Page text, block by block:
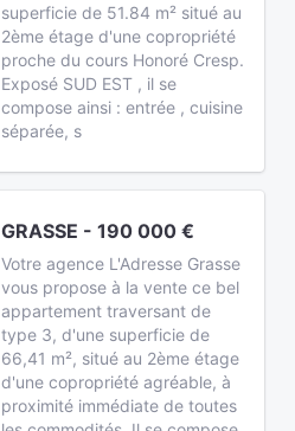
superficie de 51.84 m² situé au
2ème étage d'une copropriété
proche du cours Honoré Cresp.
Exposé SUD EST , il se
compose ainsi : entrée , cuisine
séparée, s
GRASSE - 190 000 €
Votre agence L'Adresse Grasse
vous propose à la vente ce bel
appartement traversant de
type 3, d'une superficie de
66,41 m², situé au 2ème étage
d'une copropriété agréable, à
proximité immédiate de toutes